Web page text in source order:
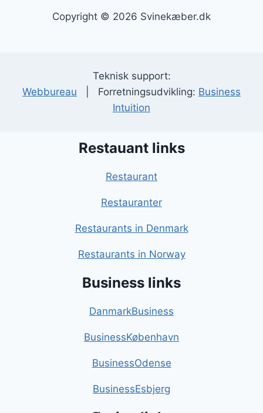
Copyright © 2026 Svinekæber.dk
Teknisk support:
Webbureau | Forretningsudvikling: Business
Intuition
Restauant links
Restaurant
Restauranter
Restaurants in Denmark
Restaurants in Norway
Business links
DanmarkBusiness
BusinessKøbenhavn
BusinessOdense
BusinessEsbjerg